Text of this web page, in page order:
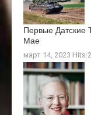
Первые Датские
Мае
март 14, 2023